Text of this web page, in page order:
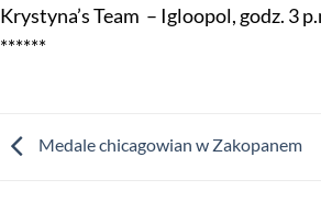
Krystyna’s Team – Igloopol, godz. 3
******
Medale chicagowian w Zakopanem